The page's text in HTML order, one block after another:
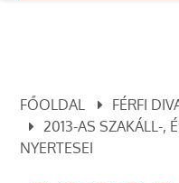
FŐOLDAL
FÉRFI
2013-AS SZAKÁLL-,
NYERTESEI